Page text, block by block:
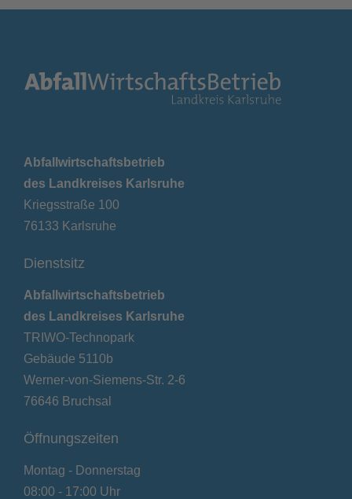
Abfallwirtschaftsbetrieb
des Landkreises Karlsruhe
Kriegsstraße 100
76133 Karlsruhe
Dienstsitz
Abfallwirtschaftsbetrieb
des Landkreises Karlsruhe
TRIWO-Technopark
Gebäude 5110b
Werner-von-Siemens-Str. 2-6
76646 Bruchsal
Öffnungszeiten
Montag - Donnerstag
08:00 - 17:00 Uhr